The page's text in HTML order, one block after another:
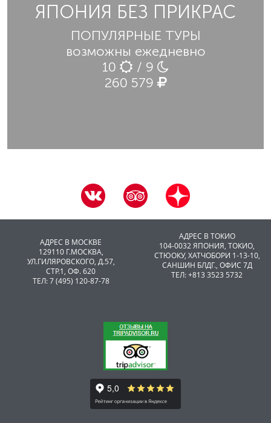
ЯПОНИЯ БЕЗ ПРИКРАС
ПОПУЛЯРНЫЕ ТУРЫ
возможны ежедневно
10
/ 9
260 579
АДРЕС В МОСКВЕ
129110 Г.МОСКВА,
УЛ.ГИЛЯРОВСКОГО, Д.57,
СТР.1, ОФ. 620
ТЕЛ: 7 (495) 120-87-78
АДРЕС В ТОКИО
104-0032 ЯПОНИЯ, ТОКИО,
CТЮОКУ, ХАТЧОБОРИ 1-13-10,
САНШИН БЛДГ., ОФИС 7Д
ТЕЛ: +813 3523 5732